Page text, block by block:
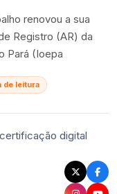
renovou a sua
Registro (AR) da
Pará (Ioepa
de leitura